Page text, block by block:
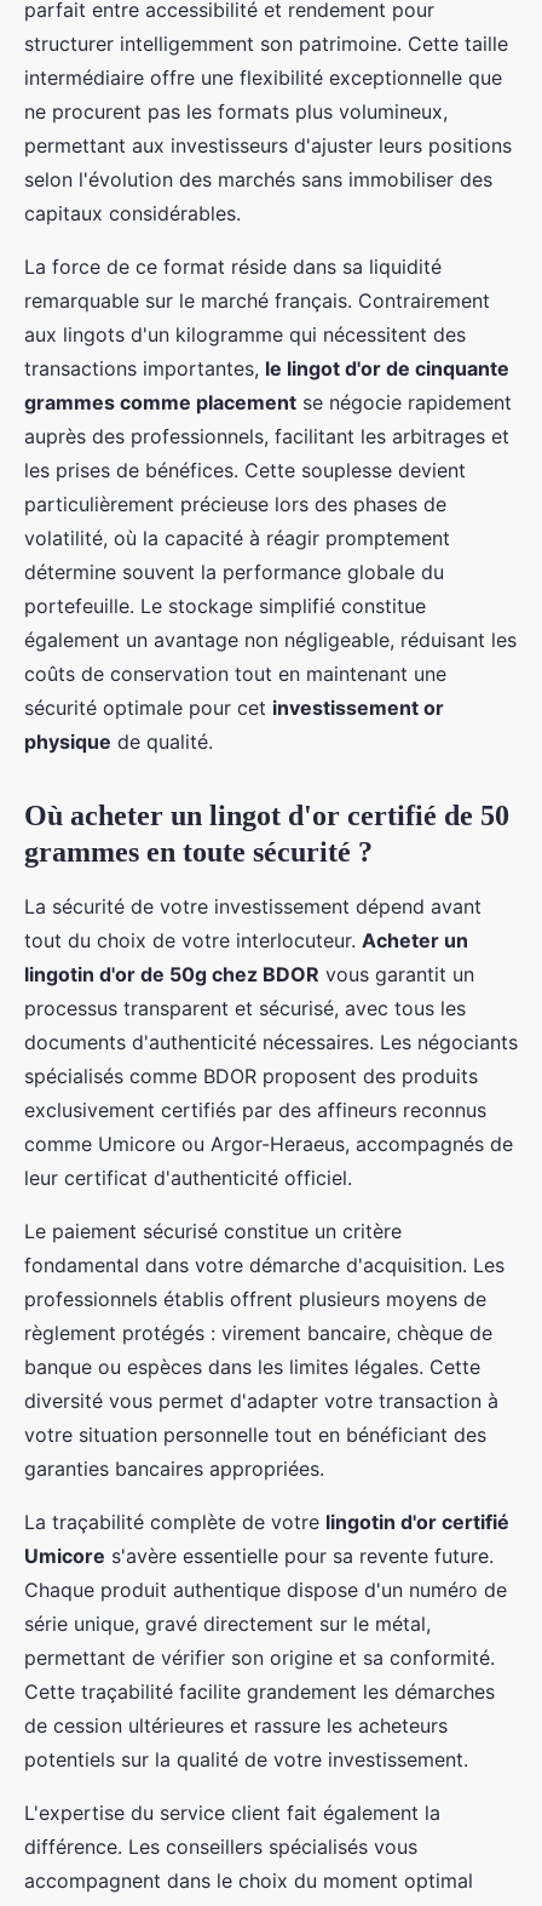
parfait entre accessibilité et rendement pour
structurer intelligemment son patrimoine. Cette taille
intermédiaire offre une flexibilité exceptionnelle que
ne procurent pas les formats plus volumineux,
permettant aux investisseurs d'ajuster leurs positions
selon l'évolution des marchés sans immobiliser des
capitaux considérables.
La force de ce format réside dans sa liquidité
remarquable sur le marché français. Contrairement
aux lingots d'un kilogramme qui nécessitent des
transactions importantes, le lingot d'or de cinquante
grammes comme placement se négocie rapidement
auprès des professionnels, facilitant les arbitrages et
les prises de bénéfices. Cette souplesse devient
particulièrement précieuse lors des phases de
volatilité, où la capacité à réagir promptement
détermine souvent la performance globale du
portefeuille. Le stockage simplifié constitue
également un avantage non négligeable, réduisant les
coûts de conservation tout en maintenant une
sécurité optimale pour cet investissement or
physique de qualité.
Où acheter un lingot d'or certifié de 50
grammes en toute sécurité ?
La sécurité de votre investissement dépend avant
tout du choix de votre interlocuteur. Acheter un
lingotin d'or de 50g chez BDOR vous garantit un
processus transparent et sécurisé, avec tous les
documents d'authenticité nécessaires. Les négociants
spécialisés comme BDOR proposent des produits
exclusivement certifiés par des affineurs reconnus
comme Umicore ou Argor-Heraeus, accompagnés de
leur certificat d'authenticité officiel.
Le paiement sécurisé constitue un critère
fondamental dans votre démarche d'acquisition. Les
professionnels établis offrent plusieurs moyens de
règlement protégés : virement bancaire, chèque de
banque ou espèces dans les limites légales. Cette
diversité vous permet d'adapter votre transaction à
votre situation personnelle tout en bénéficiant des
garanties bancaires appropriées.
La traçabilité complète de votre lingotin d'or certifié
Umicore s'avère essentielle pour sa revente future.
Chaque produit authentique dispose d'un numéro de
série unique, gravé directement sur le métal,
permettant de vérifier son origine et sa conformité.
Cette traçabilité facilite grandement les démarches
de cession ultérieures et rassure les acheteurs
potentiels sur la qualité de votre investissement.
L'expertise du service client fait également la
différence. Les conseillers spécialisés vous
accompagnent dans le choix du moment optimal